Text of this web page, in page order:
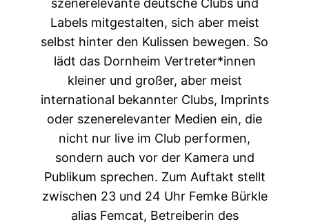
szenerelevante deutsche Clubs und
Labels mitgestalten, sich aber meist
selbst hinter den Kulissen bewegen. So
lädt das Dornheim Vertreter*innen
kleiner und großer, aber meist
international bekannter Clubs, Imprints
oder szenerelevanter Medien ein, die
nicht nur live im Club performen,
sondern auch vor der Kamera und
Publikum sprechen. Zum Auftakt stellt
zwischen 23 und 24 Uhr Femke Bürkle
alias Femcat, Betreiberin des